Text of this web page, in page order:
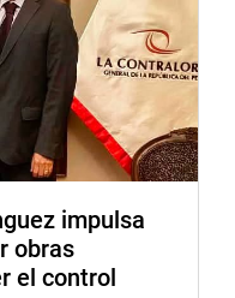
impulsa
obras
el control